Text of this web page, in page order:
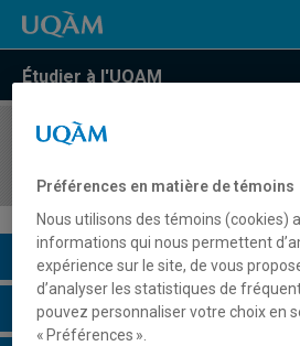
Étudier à l'UQAM
COURS//
Description du cours
Horaire - Été 2026
Préférences en matière de témoins
Nous utilisons des témoins (cookies)
informations qui nous permettent
expérience sur le site, de vous
d’analyser les statistiques de
pouvez personnaliser votre choix en
« Préférences ».